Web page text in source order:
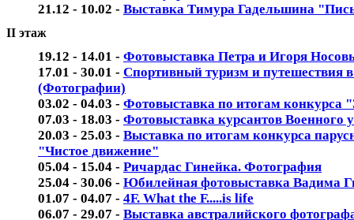
21.12 - 10.02 - Выставка Тимура Гадельшина
II этаж
19.12 - 14.01 - Фотовыставка Петра и Игоря
17.01 - 30.01 - Спортивный туризм и путешествия
(Фотографии)
03.02 - 04.03 - Фотовыставка по итогам конкурса
07.03 - 18.03 - Фотовыставка курсантов Военного
20.03 - 25.03 - Выставка по итогам конкурса
"Чистое движение"
05.04 - 15.04 - Ричардас Гинейка. Фотография
25.04 - 30.06 - Юбилейная фотовыставка Вадима
01.07 - 04.07 - 4F. What the F.....is life
06.07 - 29.07 - Выставка австралийского